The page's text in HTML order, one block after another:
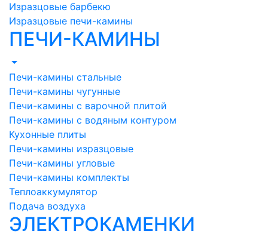
Изразцовые барбекю
Изразцовые печи-камины
ПЕЧИ-КАМИНЫ
Печи-камины стальные
Печи-камины чугунные
Печи-камины с варочной плитой
Печи-камины с водяным контуром
Кухонные плиты
Печи-камины изразцовые
Печи-камины угловые
Печи-камины комплекты
Теплоаккумулятор
Подача воздуха
ЭЛЕКТРОКАМЕНКИ